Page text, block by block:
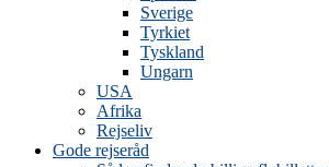
Sverige
Tyrkiet
Tyskland
Ungarn
USA
Afrika
Rejseliv
Gode rejseråd